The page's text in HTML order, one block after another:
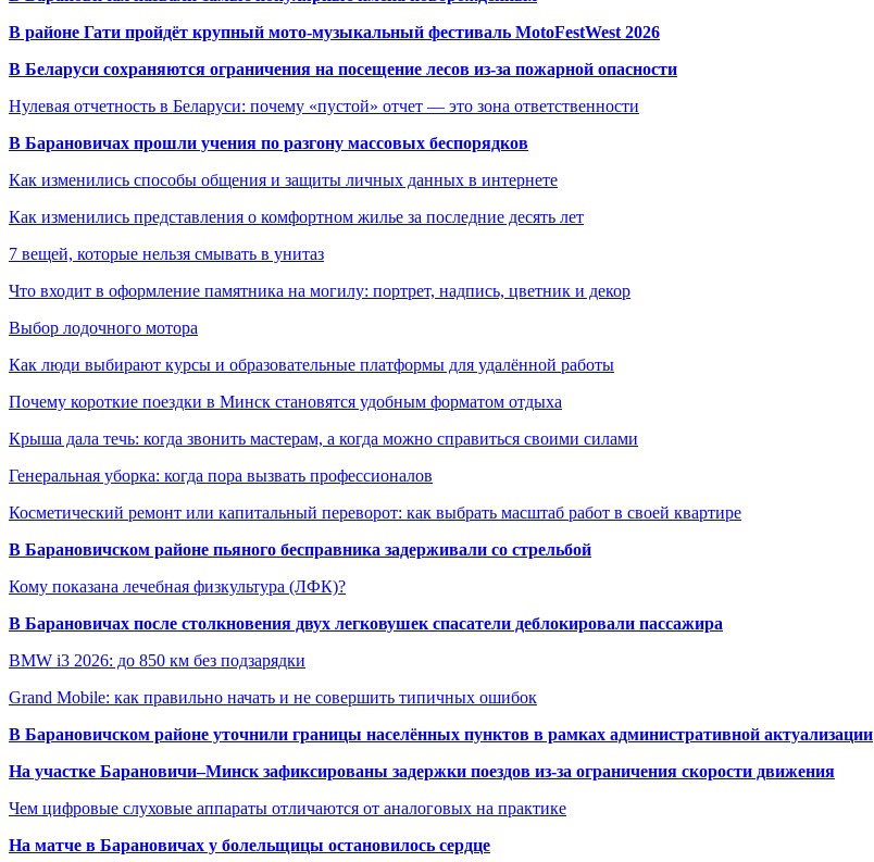
В районе Гати пройдёт крупный мото-музыкальный фестиваль MotoFestWest 2026
В Беларуси сохраняются ограничения на посещение лесов из-за пожарной опасности
Нулевая отчетность в Беларуси: почему «пустой» отчет — это зона ответственности
В Барановичах прошли учения по разгону массовых беспорядков
Как изменились способы общения и защиты личных данных в интернете
Как изменились представления о комфортном жилье за последние десять лет
7 вещей, которые нельзя смывать в унитаз
Что входит в оформление памятника на могилу: портрет, надпись, цветник и декор
Выбор лодочного мотора
Как люди выбирают курсы и образовательные платформы для удалённой работы
Почему короткие поездки в Минск становятся удобным форматом отдыха
Крыша дала течь: когда звонить мастерам, а когда можно справиться своими силами
Генеральная уборка: когда пора вызвать профессионалов
Косметический ремонт или капитальный переворот: как выбрать масштаб работ в своей квартире
В Барановичском районе пьяного бесправника задерживали со стрельбой
Кому показана лечебная физкультура (ЛФК)?
В Барановичах после столкновения двух легковушек спасатели деблокировали пассажира
BMW i3 2026: до 850 км без подзарядки
Grand Mobile: как правильно начать и не совершить типичных ошибок
В Барановичском районе уточнили границы населённых пунктов в рамках административной актуализации
На участке Барановичи–Минск зафиксированы задержки поездов из-за ограничения скорости движения
Чем цифровые слуховые аппараты отличаются от аналоговых на практике
На матче в Барановичах у болельщицы остановилось сердце